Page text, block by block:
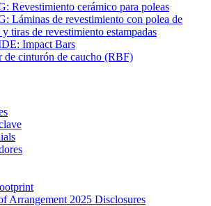
Revestimiento cerámico para poleas
Láminas de revestimiento con polea de
tiras de revestimiento estampadas
Impact Bars
de cinturón de caucho (RBF)
Arrangement 2025 Disclosures